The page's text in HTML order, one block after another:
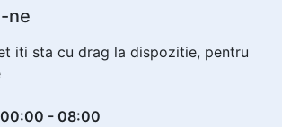
ne
iti sta cu drag la dispozitie, pentru
00:00 - 08:00